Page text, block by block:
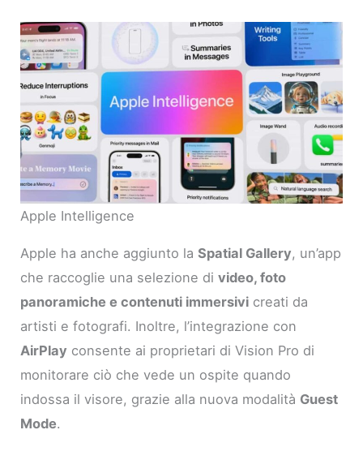
Apple Intelligence
Apple ha anche aggiunto laSpatial Gallery, un’app
che raccoglie una selezione divideo, foto
panoramiche e contenuti immersivi creati da
artisti e fotografi. Inoltre, l’integrazione con
AirPlay consente ai proprietari di Vision Pro di
monitorare ciò che vede un ospite quando
indossa il visore, grazie alla nuova modalità Guest
Mode.